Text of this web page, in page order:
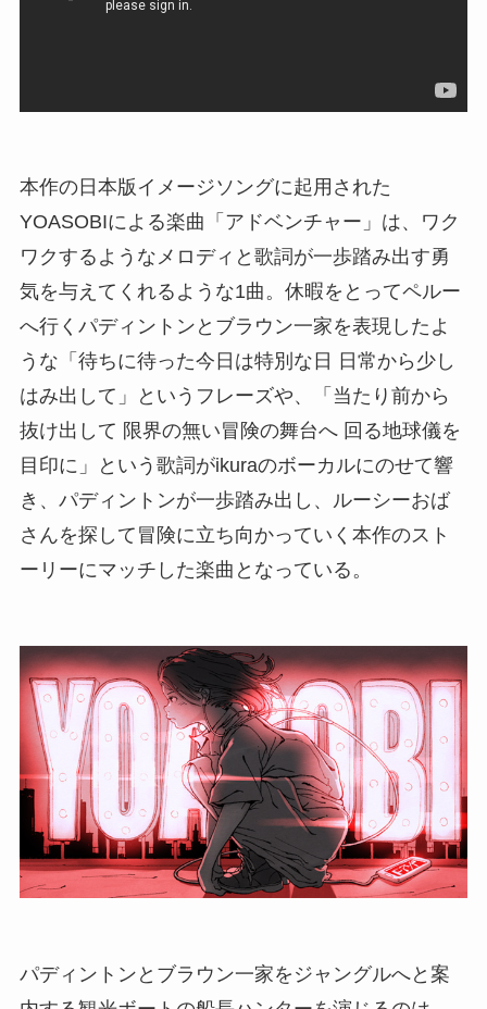
本作の日本版イメージソングに起用された
YOASOBIによる楽曲「アドベンチャー」は、ワク
ワクするようなメロディと歌詞が一歩踏み出す勇
気を与えてくれるような1曲。休暇をとってペルー
へ行くパディントンとブラウン一家を表現したよ
うな「待ちに待った今日は特別な日 日常から少し
はみ出して」というフレーズや、「当たり前から
抜け出して 限界の無い冒険の舞台へ 回る地球儀を
目印に」という歌詞がikuraのボーカルにのせて響
き、パディントンが一歩踏み出し、ルーシーおば
さんを探して冒険に立ち向かっていく本作のスト
ーリーにマッチした楽曲となっている。
パディントンとブラウン一家をジャングルへと案